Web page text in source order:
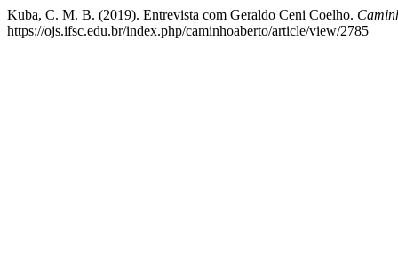
Kuba, C. M. B. (2019). Entrevista com Geraldo Ceni Coelho.
https://ojs.ifsc.edu.br/index.php/caminhoaberto/article/view/2785